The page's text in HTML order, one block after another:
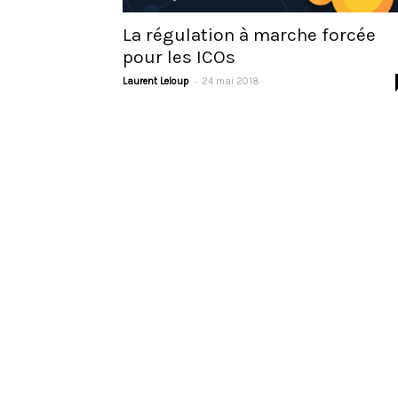
La régulation à marche forcée
pour les ICOs
Laurent Leloup - 24 mai 2018